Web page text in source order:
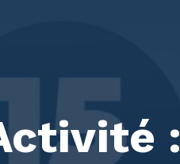
: